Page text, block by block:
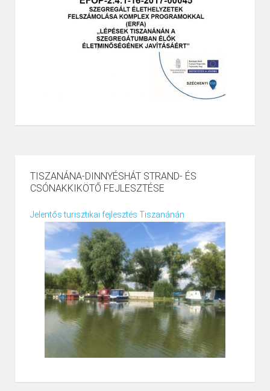
TISZANÁNA-DINNYÉSHÁT STRAND- ÉS
CSÓNAKKIKÖTŐ FEJLESZTÉSE
Jelentős turisztikai fejlesztés Tiszanánán